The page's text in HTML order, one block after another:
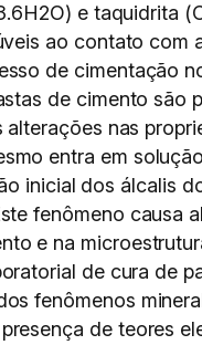
e taquidrita
ao contato com
de cimentação
de cimento
nas
entra em
inicial dos álcalis
fenômeno
e na
de cura de
fenômenos
de teores